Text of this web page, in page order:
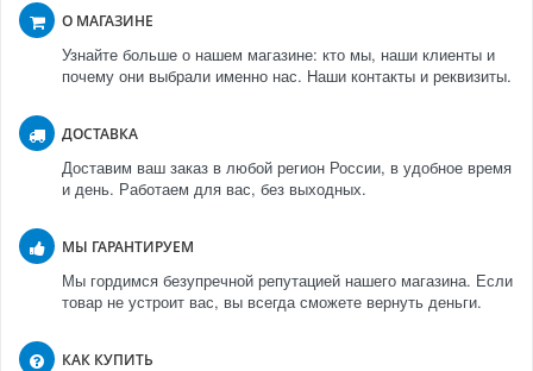
О МАГАЗИНЕ
Узнайте больше о нашем магазине: кто мы, наши клиенты и
почему они выбрали именно нас. Наши контакты и реквизиты.
ДОСТАВКА
Доставим ваш заказ в любой регион России, в удобное время
и день. Работаем для вас, без выходных.
МЫ ГАРАНТИРУЕМ
Мы гордимся безупречной репутацией нашего магазина. Если
товар не устроит вас, вы всегда сможете вернуть деньги.
КАК КУПИТЬ